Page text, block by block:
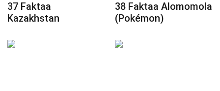
37 Faktaa
Kazakhstan
38 Faktaa Alomomola
(Pokémon)